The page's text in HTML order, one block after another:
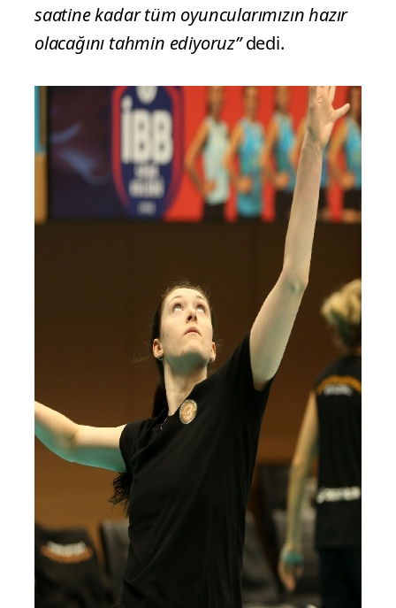
saatine kadar tüm oyuncularımızın hazır
olacağını tahmin ediyoruz”dedi.